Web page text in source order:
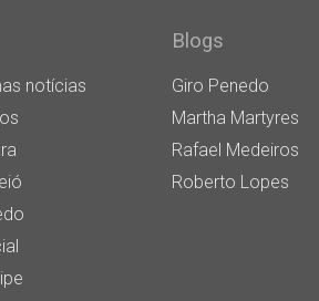
notícias
Blogs
Giro Penedo
Martha Martyres
Rafael Medeiros
Roberto Lopes